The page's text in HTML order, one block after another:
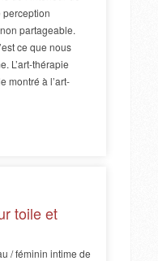
perception
partageable.
ce que nous
L’art-thérapie
montré à l’art-
toile et
/ féminin intime de